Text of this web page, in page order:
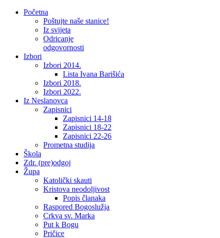
Početna
Poštujte naše stanice!
Iz svijeta
Odricanje
odgovornosti
Izbori
Izbori 2014.
Lista Ivana Barišića
Izbori 2018.
Izbori 2022.
Iz Neslanovca
Zapisnici
Zapisnici 14-18
Zapisnici 18-22
Zapisnici 22-26
Prometna studija
Škola
Zdr. (pre)odgoj
Župa
Katolički skauti
Kristova neodoljivost
Popis članaka
Raspored Bogoslužja
Crkva sv. Marka
Put k Bogu
Pričice